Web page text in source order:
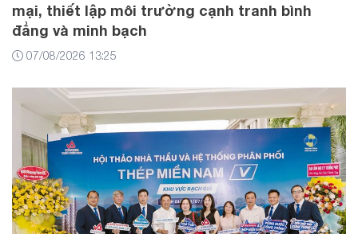
mại, thiết lập môi trường cạnh tranh bình
đẳng và minh bạch
07/08/2026 13:25